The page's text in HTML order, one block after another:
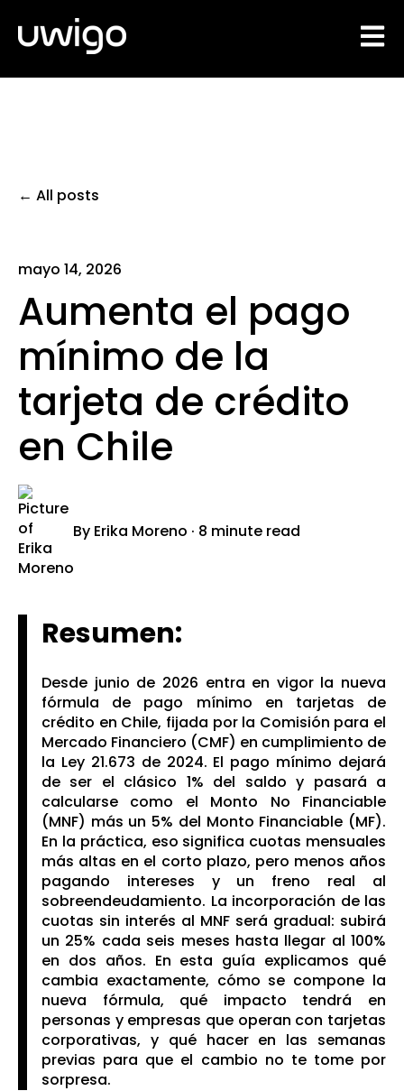
All posts
mayo 14, 2026
Aumenta el pago
mínimo de la
tarjeta de crédito
en Chile
By Erika Moreno · 8 minute read
Resumen:
Desde junio de 2026 entra en vigor la nueva
fórmula de pago mínimo en tarjetas de
crédito en Chile, fijada por la Comisión para el
Mercado Financiero (CMF) en cumplimiento de
la Ley 21.673 de 2024. El pago mínimo dejará
de ser el clásico 1% del saldo y pasará a
calcularse como el Monto No Financiable
(MNF) más un 5% del Monto Financiable (MF).
En la práctica, eso significa cuotas mensuales
más altas en el corto plazo, pero menos años
pagando intereses y un freno real al
sobreendeudamiento. La incorporación de las
cuotas sin interés al MNF será gradual: subirá
un 25% cada seis meses hasta llegar al 100%
en dos años. En esta guía explicamos qué
cambia exactamente, cómo se compone la
nueva fórmula, qué impacto tendrá en
personas y empresas que operan con tarjetas
corporativas, y qué hacer en las semanas
previas para que el cambio no te tome por
sorpresa.